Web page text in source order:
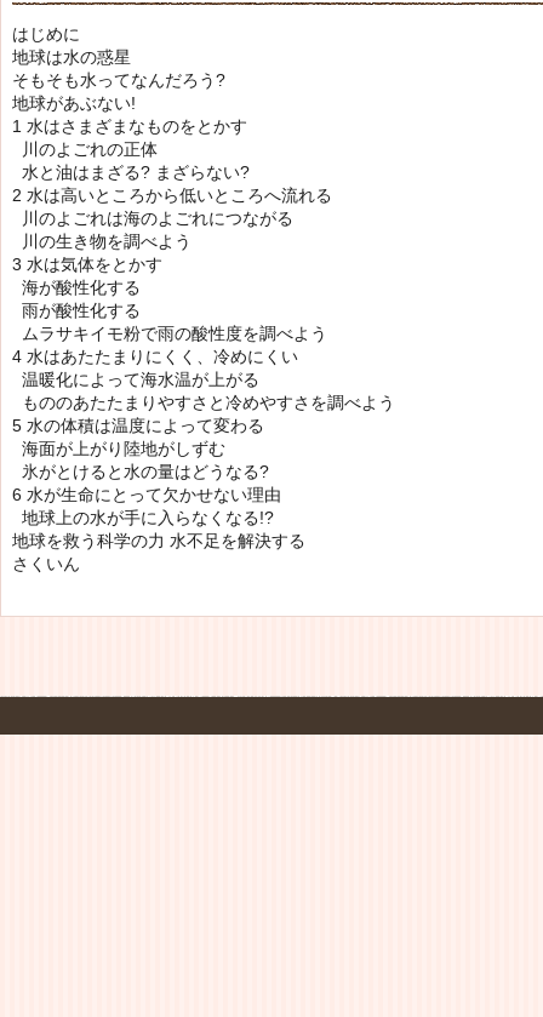
はじめに
地球は水の惑星
そもそも水ってなんだろう?
地球があぶない!
1 水はさまざまなものをとかす
川のよごれの正体
水と油はまざる? まざらない?
2 水は高いところから低いところへ流れる
川のよごれは海のよごれにつながる
川の生き物を調べよう
3 水は気体をとかす
海が酸性化する
雨が酸性化する
ムラサキイモ粉で雨の酸性度を調べよう
4 水はあたたまりにくく、冷めにくい
温暖化によって海水温が上がる
もののあたたまりやすさと冷めやすさを調べよう
5 水の体積は温度によって変わる
海面が上がり陸地がしずむ
氷がとけると水の量はどうなる?
6 水が生命にとって欠かせない理由
地球上の水が手に入らなくなる!?
地球を救う科学の力 水不足を解決する
さくいん